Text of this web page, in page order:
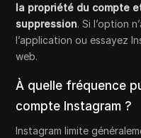
la propriété du compte
suppression. Si l’option
l’application ou essayez
web.
À quelle fréquence
compte Instagram ?
Instagram limite